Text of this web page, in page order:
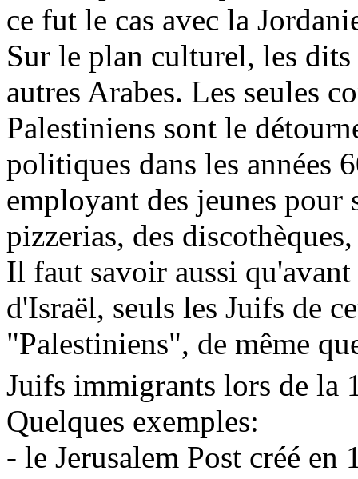
ce fut le cas avec la
Sur le plan culturel, les
autres Arabes. Les seules
Palestiniens sont le
politiques dans les années
employant des jeunes pour
pizzerias, des
Il faut savoir aussi
d'Israël, seuls les Juifs de
"Palestiniens", de même
Juifs immigrants lors de la
Quelques exemples:
- le Jerusalem Post créé en